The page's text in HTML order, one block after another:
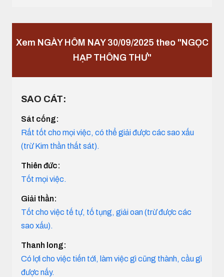
Xem NGÀY HÔM NAY 30/09/2025 theo "NGỌC
HẠP THÔNG THƯ"
SAO CÁT:
Sát cống:
Rất tốt cho mọi việc, có thể giải được các sao xấu
(trừ Kim thần thất sát).
Thiên đức:
Tốt mọi việc.
Giải thần:
Tốt cho việc tế tự, tố tụng, giải oan (trừ được các
sao xấu).
Thanh long:
Có lợi cho việc tiến tới, làm việc gì cũng thành, cầu gì
được nấy.